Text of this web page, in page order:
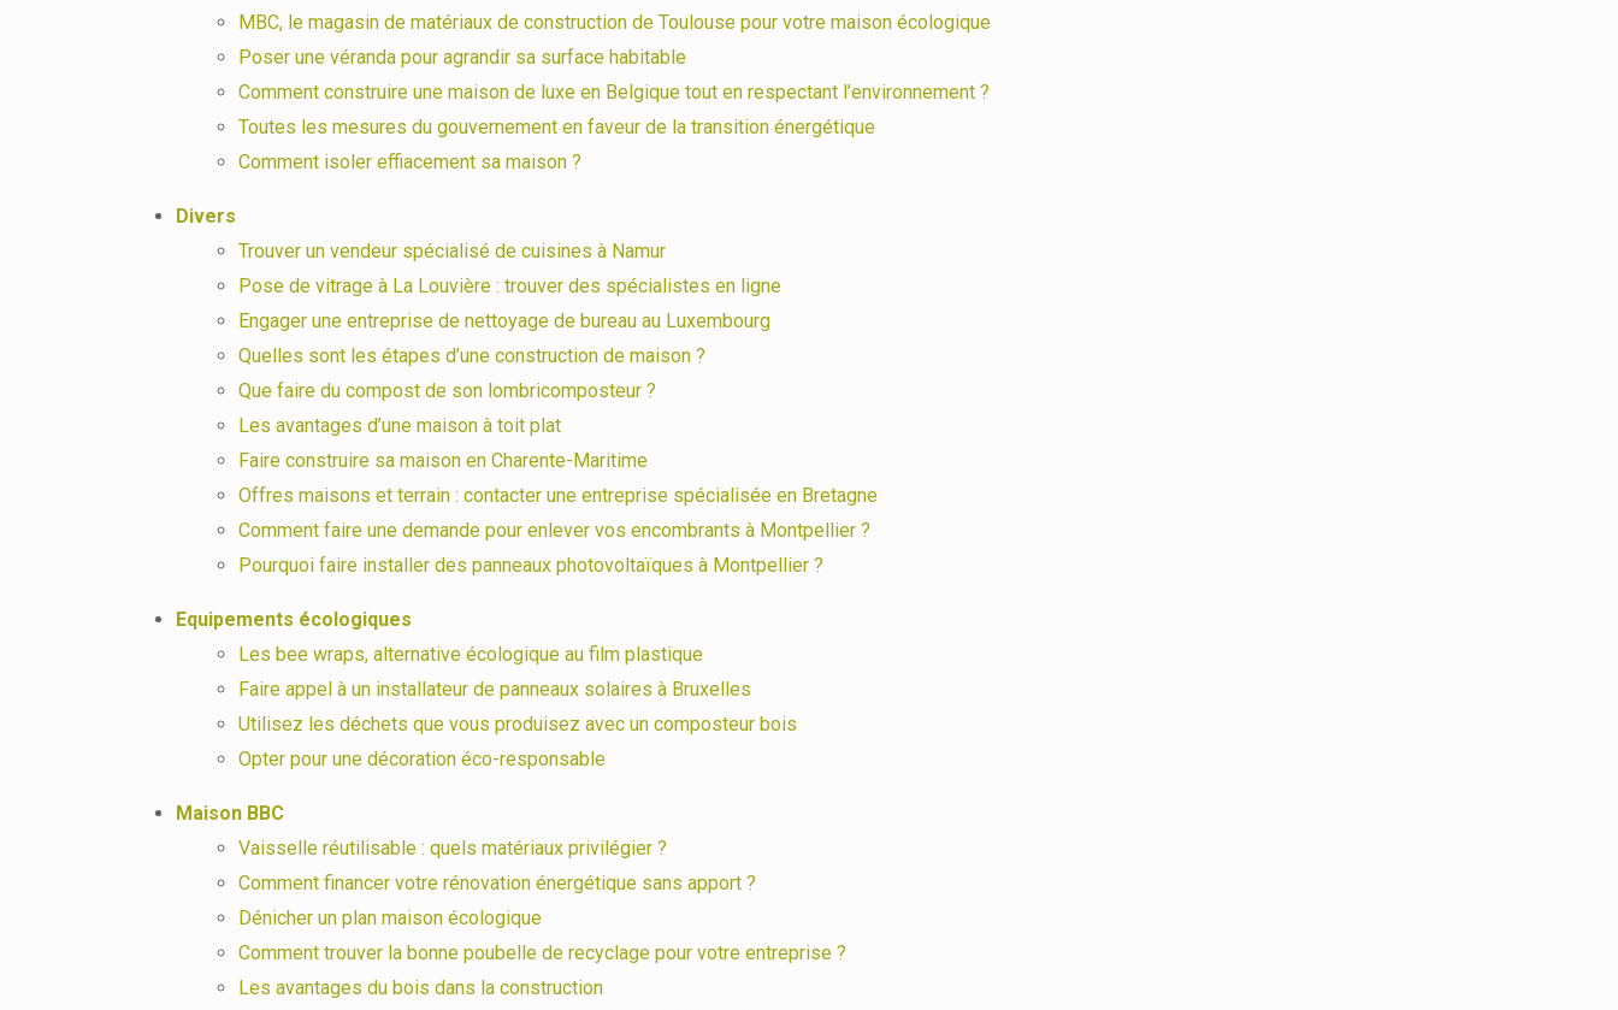
MBC, le magasin de matériaux de construction de Toulouse pour votre maison écologique
Poser une véranda pour agrandir sa surface habitable
Comment construire une maison de luxe en Belgique tout en respectant l’environnement ?
Toutes les mesures du gouvernement en faveur de la transition énergétique
Comment isoler effiacement sa maison ?
Divers
Trouver un vendeur spécialisé de cuisines à Namur
Pose de vitrage à La Louvière : trouver des spécialistes en ligne
Engager une entreprise de nettoyage de bureau au Luxembourg
Quelles sont les étapes d’une construction de maison ?
Que faire du compost de son lombricomposteur ?
Les avantages d’une maison à toit plat
Faire construire sa maison en Charente-Maritime
Offres maisons et terrain : contacter une entreprise spécialisée en Bretagne
Comment faire une demande pour enlever vos encombrants à Montpellier ?
Pourquoi faire installer des panneaux photovoltaïques à Montpellier ?
Equipements écologiques
Les bee wraps, alternative écologique au film plastique
Faire appel à un installateur de panneaux solaires à Bruxelles
Utilisez les déchets que vous produisez avec un composteur bois
Opter pour une décoration éco-responsable
Maison BBC
Vaisselle réutilisable : quels matériaux privilégier ?
Comment financer votre rénovation énergétique sans apport ?
Dénicher un plan maison écologique
Comment trouver la bonne poubelle de recyclage pour votre entreprise ?
Les avantages du bois dans la construction